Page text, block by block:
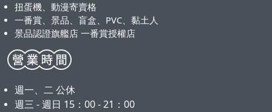
扭蛋機、動漫寄賣格
一番賞、景品、盲盒、PVC、黏土人
景品認證旗艦店 一番賞授權店
週一、二 公休
週三 - 週日 15：00 - 21：00